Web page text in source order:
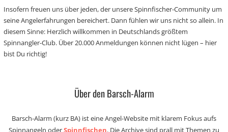
Insofern freuen uns über jeden, der unsere Spinnfischer-Community um
seine Angelerfahrungen bereichert. Dann fühlen wir uns nicht so allein. In
diesem Sinne: Herzlich willkommen in Deutschlands größtem
Spinnangler-Club. Über 20.000 Anmeldungen können nicht lügen – hier
bist Du richtig!
Über den Barsch-Alarm
Barsch-Alarm (kurz BA) ist eine Angel-Website mit klarem Fokus aufs
Spinnangeln oderSpinnfischen. Die Archive sind prall mit Themen zu